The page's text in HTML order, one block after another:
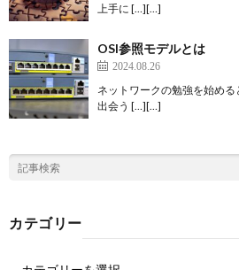
上手に […][…]
OSI参照モデルとは
2024.08.26
ネットワークの勉強を始め
出会う […][…]
カテゴリー